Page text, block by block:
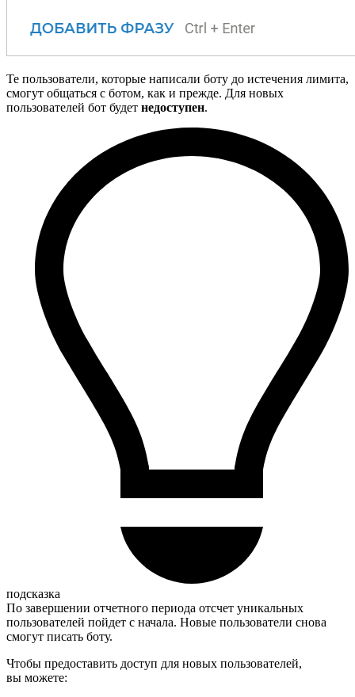
Те пользователи, которые написали боту до истечения лимита,
смогут общаться с ботом, как и прежде. Для новых
пользователей бот будет недоступен.
подсказка
По завершении отчетного периода отсчет уникальных
пользователей пойдет с начала. Новые пользователи снова
смогут писать боту.
Чтобы предоставить доступ для новых пользователей,
вы можете: